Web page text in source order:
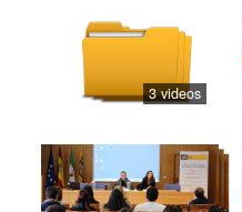
3 videos